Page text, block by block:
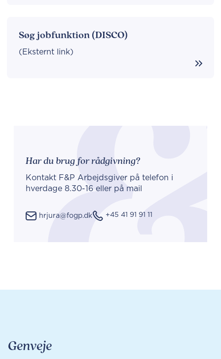
Søg jobfunktion (DISCO)
(Eksternt link)
Har du brug for rådgivning?
Kontakt F&P Arbejdsgiver på telefon i
hverdage 8.30-16 eller på mail
hrjura@fogp.dk +45 41 91 91 11
Genveje